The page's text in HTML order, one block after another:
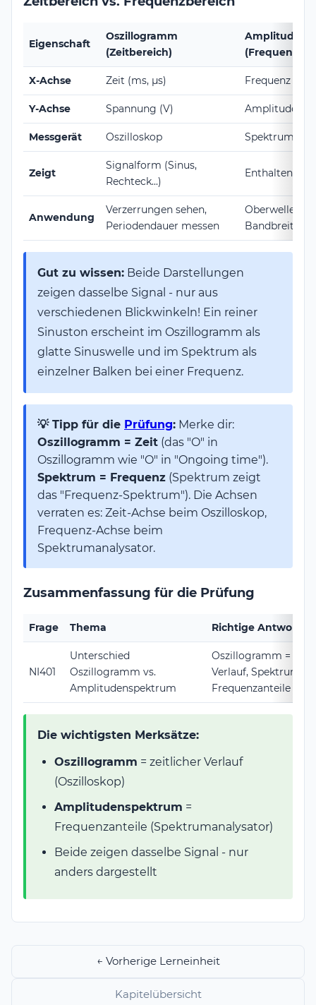
Eigenschaft
Oszillogramm
(Zeitbereich)
X-Achse Zeit (ms, μs) Frequenz (Hz,
Y-Achse Spannung (V) Amplitude
Messgerät Oszilloskop
Zeigt
Signalform (Sinus,
Rechteck...)
Enthaltene
Anwendung
Verzerrungen sehen,
Periodendauer messen
Oberwellen
Bandbreite
Gut zu wissen: Beide Darstellungen
zeigen dasselbe Signal - nur aus
verschiedenen Blickwinkeln! Ein reiner
Sinuston erscheint im Oszillogramm als
glatte Sinuswelle und im Spektrum als
einzelner Balken bei einer Frequenz.
💡 Tipp für die Prüfung: Merke dir:
Oszillogramm = Zeit (das "O" in
Oszillogramm wie "O" in "Ongoing time").
Spektrum = Frequenz (Spektrum zeigt
das "Frequenz-Spektrum"). Die Achsen
verraten es: Zeit-Achse beim Oszilloskop,
Frequenz-Achse beim
Spektrumanalysator.
Zusammenfassung für die Prüfung
Frage Thema Richtige Antwort
NI401
Unterschied
Oszillogramm vs.
Amplitudenspektrum
Oszillogramm =
Verlauf, Spektrum =
Frequenzanteile
Die wichtigsten Merksätze:
Oszillogramm = zeitlicher Verlauf
(Oszilloskop)
Amplitudenspektrum =
Frequenzanteile (Spektrumanalysator)
Beide zeigen dasselbe Signal - nur
anders dargestellt
← Vorherige Lerneinheit
Kapitelübersicht